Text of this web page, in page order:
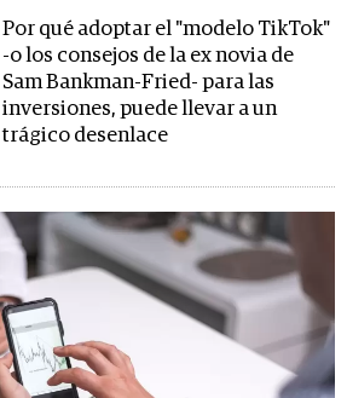
Por qué adoptar el "modelo TikTok"
-o los consejos de la ex novia de
Sam Bankman-Fried- para las
inversiones, puede llevar a un
trágico desenlace